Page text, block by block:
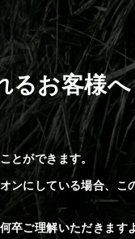
るお客様へ
とができます。
ンにしている場合、こ
卒ご理解いただきます